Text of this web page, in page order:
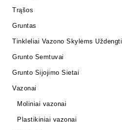
Trąšos
Gruntas
Tinkleliai Vazono Skylėms Uždengti
Grunto Semtuvai
Grunto Sijojimo Sietai
Vazonai
Moliniai vazonai
Plastikiniai vazonai